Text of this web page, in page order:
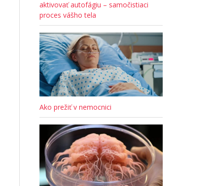
aktivovať autofágiu – samočistiaci
proces vášho tela
Ako prežiť v nemocnici